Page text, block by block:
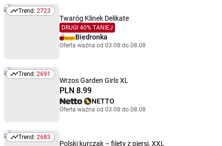
Trend: 2723
Trend: 2723
Twaróg Klinek Delikate
DRUGI 40% TANIEJ
Biedronka
Oferta ważna od 03.08 do 08.08
Trend: 2691
Trend: 2691
Wrzos Garden Girls XL
PLN 8.99
NETTO
Oferta ważna od 03.08 do 08.08
Trend: 2683
Trend: 2683
Polski kurczak – filety z piersi, XXL